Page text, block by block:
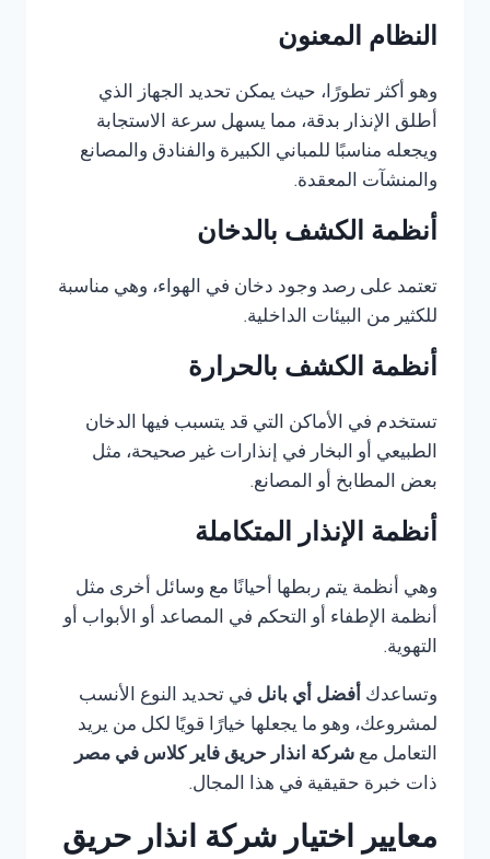
النظام المعنون
وهو أكثر تطورًا، حيث يمكن تحديد الجهاز الذي
أطلق الإنذار بدقة، مما يسهل سرعة الاستجابة
ويجعله مناسبًا للمباني الكبيرة والفنادق والمصانع
والمنشآت المعقدة.
أنظمة الكشف بالدخان
تعتمد على رصد وجود دخان في الهواء، وهي مناسبة
للكثير من البيئات الداخلية.
أنظمة الكشف بالحرارة
تستخدم في الأماكن التي قد يتسبب فيها الدخان
الطبيعي أو البخار في إنذارات غير صحيحة، مثل
بعض المطابخ أو المصانع.
أنظمة الإنذار المتكاملة
وهي أنظمة يتم ربطها أحيانًا مع وسائل أخرى مثل
أنظمة الإطفاء أو التحكم في المصاعد أو الأبواب أو
التهوية.
وتساعدك أفضل أي بانل في تحديد النوع الأنسب
لمشروعك، وهو ما يجعلها خيارًا قويًا لكل من يريد
التعامل مع شركة انذار حريق فاير كلاس في مصر
ذات خبرة حقيقية في هذا المجال.
معايير اختيار شركة انذار حريق